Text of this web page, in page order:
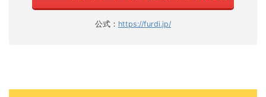
公式： https://furdi.jp/